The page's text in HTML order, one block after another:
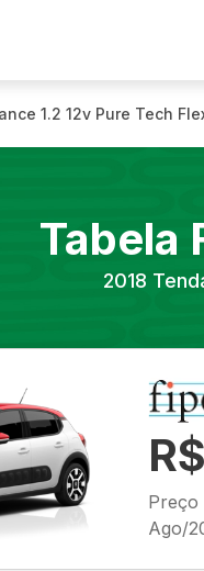
1.2 12v Pure Tech
Tabela
2018
Preço
Ago/